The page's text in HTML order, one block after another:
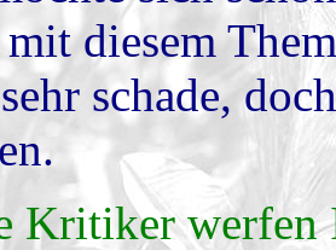
diesem
schade,
Kritiker werfen